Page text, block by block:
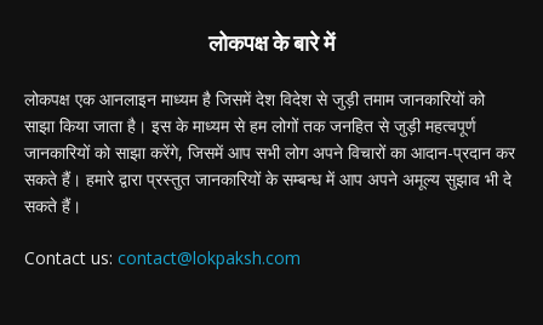
लोकपक्ष के बारे में
लोकपक्ष एक आनलाइन माध्यम है जिसमें देश विदेश से जुड़ी तमाम जानकारियों को
साझा किया जाता है। इस के माध्यम से हम लोगों तक जनहित से जुड़ी महत्वपूर्ण
जानकारियों को साझा करेंगे, जिसमें आप सभी लोग अपने विचारों का आदान-प्रदान कर
सकते हैं। हमारे द्वारा प्रस्तुत जानकारियों के सम्बन्ध में आप अपने अमूल्य सुझाव भी दे
सकते हैं।
Contact us: contact@lokpaksh.com